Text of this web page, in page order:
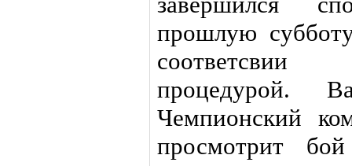
прошлую
соответсвии
процедурой.
Чемпионский
просмотрит